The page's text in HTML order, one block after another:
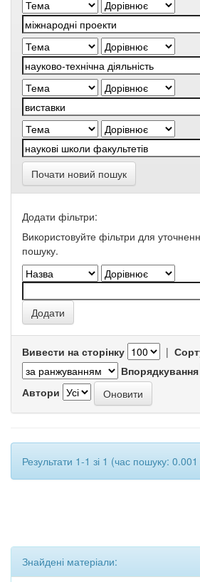
Почати новий пошук
Додати фільтри:
Використовуйте фільтри для
пошуку.
Вивести на сторінку |
Впорядкування
Автори
Результати 1-1 зі 1 (час пошуку:
Знайдені матеріали: